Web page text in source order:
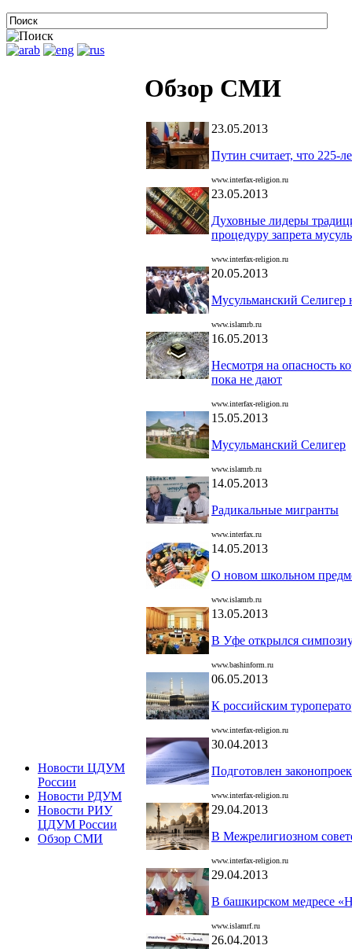
Новости ЦДУМ
России
Новости РДУМ
Новости РИУ
ЦДУМ России
Обзор СМИ
Обзор СМИ
23.05.2013
Путин считает, что 225-
www.interfax-religion.ru
23.05.2013
Духовные лидеры
процедуру запрета
www.interfax-religion.ru
20.05.2013
Мусульманский Селигер
www.islamrb.ru
16.05.2013
Несмотря на опасность
пока не дают
www.interfax-religion.ru
15.05.2013
Мусульманский Селигер
www.islamrb.ru
14.05.2013
Радикальные мигранты
www.interfax.ru
14.05.2013
О новом школьном
www.islamrb.ru
13.05.2013
В Уфе открылся
www.bashinform.ru
06.05.2013
К российским
www.interfax-religion.ru
30.04.2013
Подготовлен
www.interfax-religion.ru
29.04.2013
В Межрелигиозном
www.interfax-religion.ru
29.04.2013
В башкирском медресе
www.islamrf.ru
26.04.2013